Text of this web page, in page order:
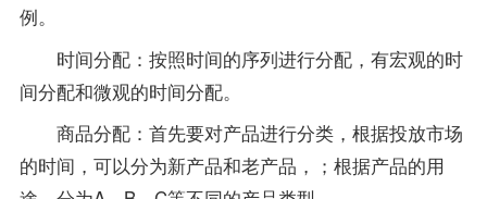
例。
时间分配：按照时间的序列进行分配，有宏观的时
间分配和微观的时间分配。
商品分配：首先要对产品进行分类，根据投放市场
的时间，可以分为新产品和老产品，；根据产品的用